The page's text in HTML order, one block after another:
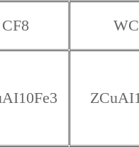
CF8